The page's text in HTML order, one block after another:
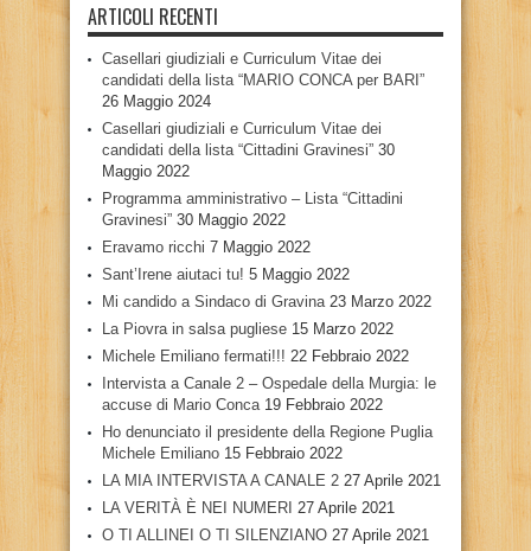
ARTICOLI RECENTI
Casellari giudiziali e Curriculum Vitae dei
candidati della lista “MARIO CONCA per BARI”
26 Maggio 2024
Casellari giudiziali e Curriculum Vitae dei
candidati della lista “Cittadini Gravinesi” 30
Maggio 2022
Programma amministrativo – Lista “Cittadini
Gravinesi” 30 Maggio 2022
Eravamo ricchi 7 Maggio 2022
Sant’Irene aiutaci tu! 5 Maggio 2022
Mi candido a Sindaco di Gravina 23 Marzo 2022
La Piovra in salsa pugliese 15 Marzo 2022
Michele Emiliano fermati!!! 22 Febbraio 2022
Intervista a Canale 2 – Ospedale della Murgia: le
accuse di Mario Conca 19 Febbraio 2022
Ho denunciato il presidente della Regione Puglia
Michele Emiliano 15 Febbraio 2022
LA MIA INTERVISTA A CANALE 2 27 Aprile 2021
LA VERITÀ È NEI NUMERI 27 Aprile 2021
O TI ALLINEI O TI SILENZIANO 27 Aprile 2021